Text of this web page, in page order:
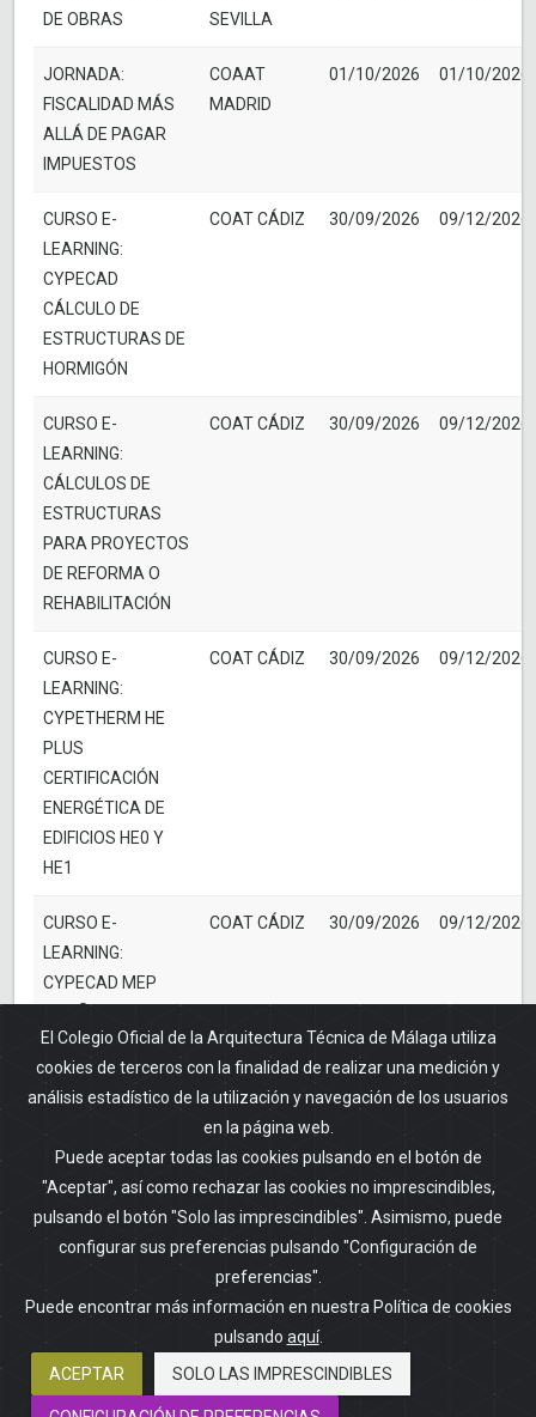
DE OBRAS
SEVILLA
JORNADA:
FISCALIDAD MÁS
ALLÁ DE PAGAR
IMPUESTOS
COAAT
MADRID
01/10/2026 01/10/2026
CURSO E-
LEARNING:
CYPECAD
CÁLCULO DE
ESTRUCTURAS DE
HORMIGÓN
COAT CÁDIZ 30/09/2026 09/12/2026
CURSO E-
LEARNING:
CÁLCULOS DE
ESTRUCTURAS
PARA PROYECTOS
DE REFORMA O
REHABILITACIÓN
COAT CÁDIZ 30/09/2026 09/12/2026
CURSO E-
LEARNING:
CYPETHERM HE
PLUS
CERTIFICACIÓN
ENERGÉTICA DE
EDIFICIOS HE0 Y
HE1
COAT CÁDIZ 30/09/2026 09/12/2026
CURSO E-
LEARNING:
CYPECAD MEP
CÁLCULO DE
INSTALACIONES
PARA PROYECTOS
DE LOCALES
COAT CÁDIZ 30/09/2026 09/12/2026
1 2
CURSOS ANTERIORES
El Colegio Oficial de la Arquitectura Técnica de Málaga utiliza
cookies de terceros con la finalidad de realizar una medición y
análisis estadístico de la utilización y navegación de los usuarios
en la página web.
Puede aceptar todas las cookies pulsando en el botón de
"Aceptar", así como rechazar las cookies no imprescindibles,
pulsando el botón "Solo las imprescindibles". Asimismo, puede
configurar sus preferencias pulsando "Configuración de
preferencias".
Puede encontrar más información en nuestra Política de cookies
pulsando aquí.
ACEPTAR
SOLO LAS IMPRESCINDIBLES